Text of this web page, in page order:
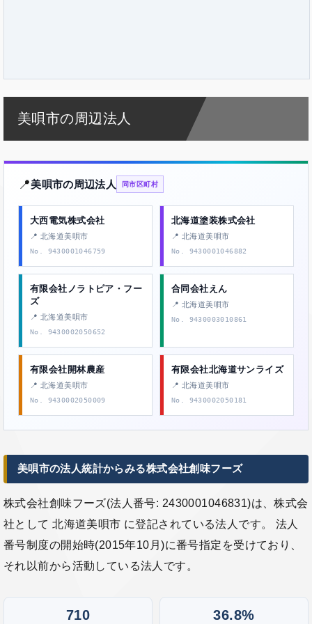
美唄市の周辺法人
📍美唄市の周辺法人 同市区町村
大西電気株式会社
📍 北海道美唄市
No. 9430001046759
北海道塗装株式会社
📍 北海道美唄市
No. 9430001046882
有限会社ノラトピア・フー
ズ
📍 北海道美唄市
No. 9430002050652
合同会社えん
📍 北海道美唄市
No. 9430003010861
有限会社開林農産
📍 北海道美唄市
No. 9430002050009
有限会社北海道サンライズ
📍 北海道美唄市
No. 9430002050181
美唄市の法人統計からみる株式会社創味フーズ
株式会社創味フーズ(法人番号: 2430001046831)は、株式会
社として 北海道美唄市 に登記されている法人です。 法人
番号制度の開始時(2015年10月)に番号指定を受けており、
それ以前から活動している法人です。
710 36.8%